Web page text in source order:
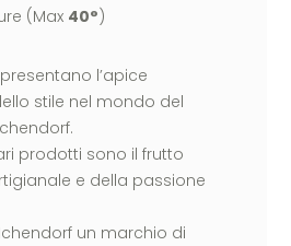
(Max 40°)
l’apice
stile nel mondo del
prodotti sono il frutto
e della passione
un marchio di